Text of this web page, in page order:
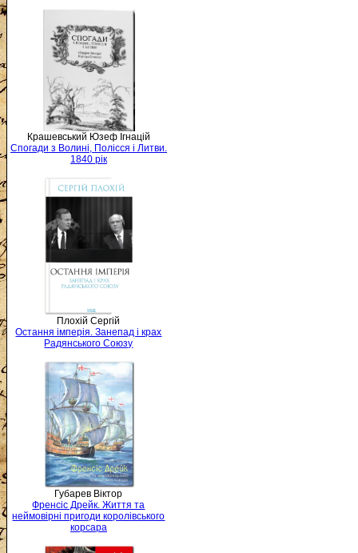
Крашевський Юзеф Ігнацій
Спогади з Волині, Полісся і Литви.
1840 рік
Плохій Сергій
Остання імперія. Занепад і крах
Радянського Союзу
Губарев Віктор
Френсіс Дрейк. Життя та
неймовірні пригоди королівського
корсара